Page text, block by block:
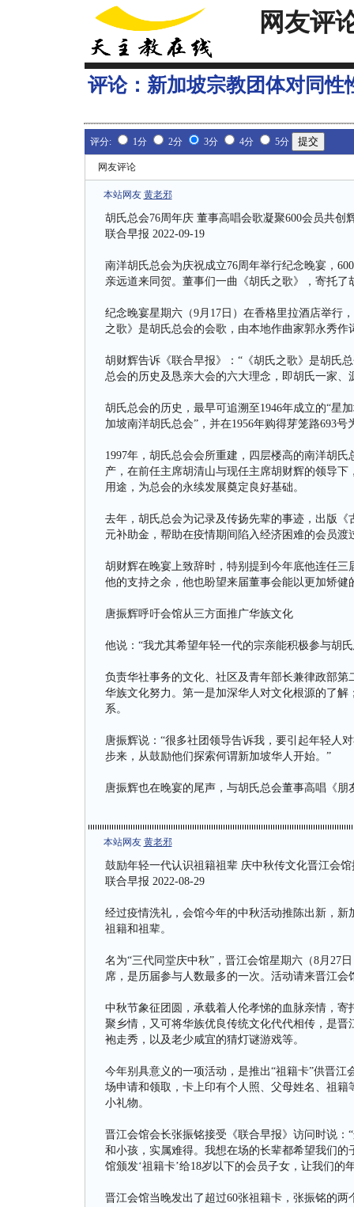
网友评
评论： 新加坡宗教团体对同性
评分: 1分 2分 3分 4分 5分
网友评论
本站网友 黄老邪
胡氏总会76周年庆 董事高唱会歌凝聚600会员共创
联合早报 2022-09-19
南洋胡氏总会为庆祝成立76周年举行纪念晚宴，
亲远道来同贺。董事们一曲《胡氏之歌》，寄托
纪念晚宴星期六（9月17日）在香格里拉酒店举行
之歌》是胡氏总会的会歌，由本地作曲家郭永秀作
胡财辉告诉《联合早报》：“《胡氏之歌》是胡氏
总会的历史及恳亲大会的六大理念，即胡氏一家
胡氏总会的历史，最早可追溯至1946年成立的“星
加坡南洋胡氏总会”，并在1956年购得芽笼路693号
1997年，胡氏总会会所重建，四层楼高的南洋胡
产，在前任主席胡清山与现任主席胡财辉的领导
用途，为总会的永续发展奠定良好基础。
去年，胡氏总会为记录及传扬先辈的事迹，出版
元补助金，帮助在疫情期间陷入经济困难的会员
胡财辉在晚宴上致辞时，特别提到今年底他连任
他的支持之余，他也盼望来届董事会能以更加矫
唐振辉呼吁会馆从三方面推广华族文化
他说：“我尤其希望年轻一代的宗亲能积极参与胡
负责华社事务的文化、社区及青年部长兼律政部
华族文化努力。第一是加深华人对文化根源的了
系。
唐振辉说：“很多社团领导告诉我，要引起年轻人
步来，从鼓励他们探索何谓新加坡华人开始。”
唐振辉也在晚宴的尾声，与胡氏总会董事高唱《
本站网友 黄老邪
鼓励年轻一代认识祖籍祖辈 庆中秋传文化晋江会
联合早报 2022-08-29
经过疫情洗礼，会馆今年的中秋活动推陈出新，
祖籍和祖辈。
名为“三代同堂庆中秋”，晋江会馆星期六（8月27
席，是历届参与人数最多的一次。活动请来晋江
中秋节象征团圆，承载着人伦孝悌的血脉亲情，
聚乡情，又可将华族优良传统文化代代相传，是
袍走秀，以及老少咸宜的猜灯谜游戏等。
今年别具意义的一项活动，是推出“祖籍卡”供晋
场申请和领取，卡上印有个人照、父母姓名、祖
小礼物。
晋江会馆会长张振铭接受《联合早报》访问时说
和小孩，实属难得。我想在场的长辈都希望我们
馆颁发‘祖籍卡’给18岁以下的会员子女，让我们
晋江会馆当晚发出了超过60张祖籍卡，张振铭的